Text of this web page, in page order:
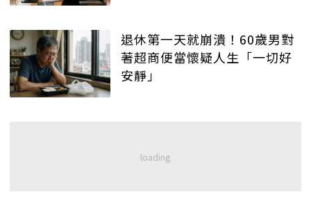
退休第一天就崩潰！60歲男對
著超商便當懷疑人生「一切好
安靜」